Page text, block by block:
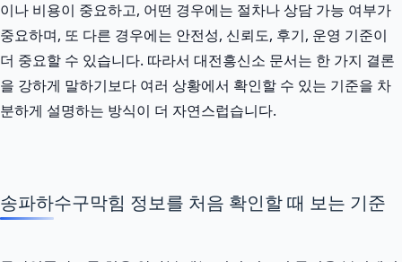
이나 비용이 중요하고, 어떤 경우에는 절차나 상담 가능 여부가
중요하며, 또 다른 경우에는 안전성, 신뢰도, 후기, 운영 기준이
더 중요할 수 있습니다. 따라서 대전흥신소 문서는 한 가지 결론
을 강하게 말하기보다 여러 상황에서 확인할 수 있는 기준을 차
분하게 설명하는 방식이 더 자연스럽습니다.
송파하수구막힘 정보를 처음 확인할 때 보는 기준